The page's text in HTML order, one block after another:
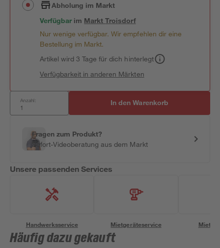
Abholung im Markt
Verfügbar im MarktTroisdorf
Nur wenige verfügbar. Wir empfehlen dir eine
Bestellung im Markt.
Artikel wird 3 Tage für dich hinterlegt
Verfügbarkeit in anderen Märkten
Anzahl: In den Warenkorb
Fragen zum Produkt?
Sofort-Videoberatung aus dem Markt
Unsere passenden Services
Handwerksservice Mietgeräteservice
Häufig dazu gekauft